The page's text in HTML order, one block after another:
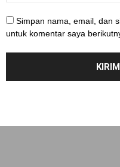
Simpan nama, email, dan
untuk komentar saya